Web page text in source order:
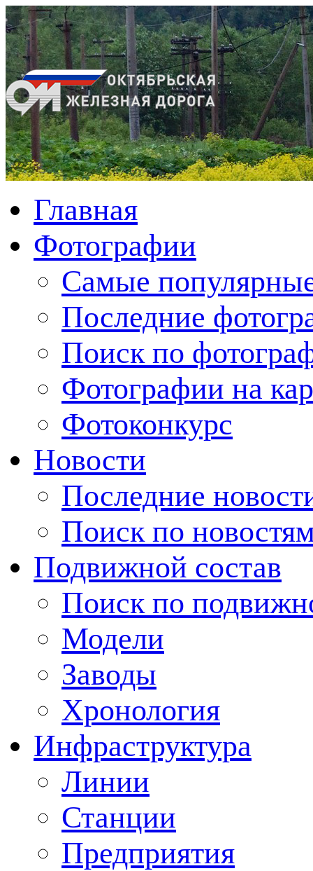
Главная
Фотографии
Cамые
Последние
Поиск по
Фотографии на
Фотоконкурс
Новости
Последние
Поиск по
Подвижной состав
Поиск по
Модели
Заводы
Хронология
Инфраструктура
Линии
Станции
Предприятия